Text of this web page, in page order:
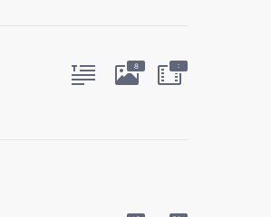
8 :